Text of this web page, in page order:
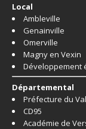
Local
Ambleville
Genainville
Omerville
Magny en Vexin
Développement
Départemental
Préfecture du
CD95
Académie de